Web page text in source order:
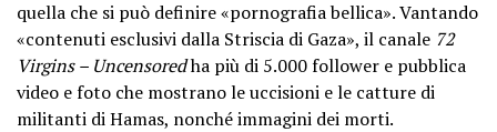
quella che si può definire «pornografia bellica». Vantando
«contenuti esclusivi dalla Striscia di Gaza», il canale 72
Virgins – Uncensoredha più di 5.000 follower e pubblica
video e foto che mostrano le uccisioni e le catture di
militanti di Hamas, nonché immagini dei morti.